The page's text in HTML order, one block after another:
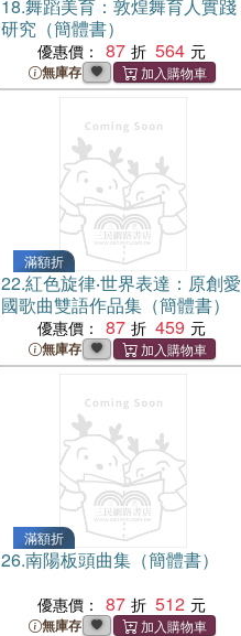
18.舞蹈美育：敦煌舞育人實踐
研究（簡體書）
優惠價： 87 564
無庫存
滿額折
22.紅色旋律‧世界表達：原創愛
國歌曲雙語作品集（簡體書）
優惠價： 87 459
無庫存
滿額折
26.南陽板頭曲集（簡體書）
優惠價： 87 512
無庫存